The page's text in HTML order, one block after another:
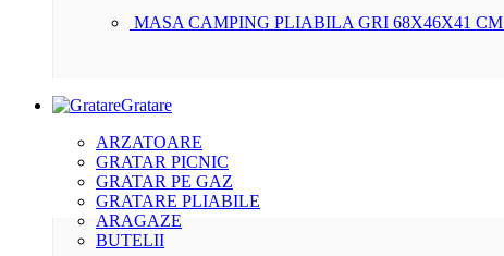
MASA CAMPING PLIABILA GRI 68X46X41 CM
Gratare
ARZATOARE
GRATAR PICNIC
GRATAR PE GAZ
GRATARE PLIABILE
ARAGAZE
BUTELII